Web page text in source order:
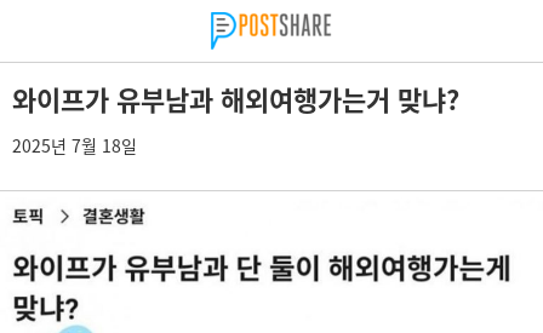
와이프가 유부남과 해외여행가는거 맞냐?
2025년 7월 18일